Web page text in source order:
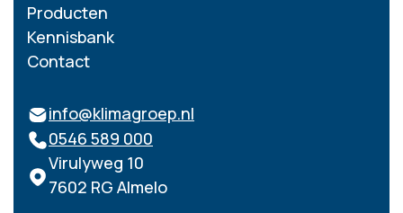
Producten
Kennisbank
Contact
info@klimagroep.nl
0546 589 000
Virulyweg 10
7602 RG Almelo